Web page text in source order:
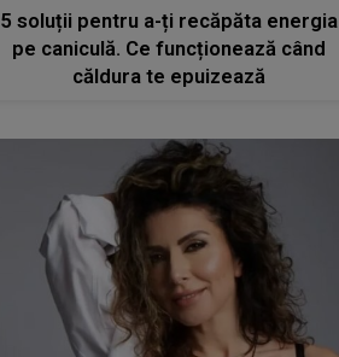
5 soluții pentru a-ți recăpăta energia
pe caniculă. Ce funcționează când
căldura te epuizează